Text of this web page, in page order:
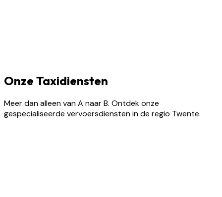
Onze Taxidiensten
Meer dan alleen van A naar B. Ontdek onze
gespecialiseerde vervoersdiensten in de regio Twente.